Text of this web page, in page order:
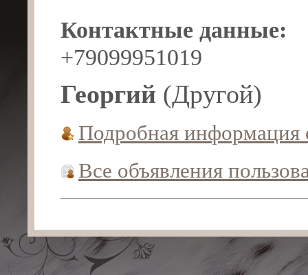
Контактные данные:
+79099951019
Георгий (Другой)
Подробная информация
Все объявления